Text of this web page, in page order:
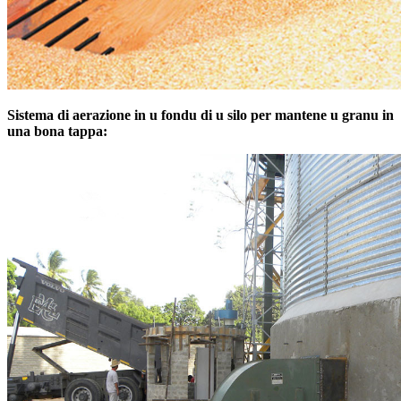
Sistema di aerazione in u fondu di u silo per mantene u granu in
una bona tappa: